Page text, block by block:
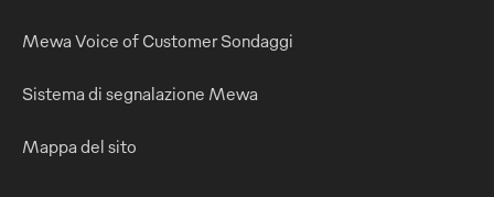
Mewa Voice of Customer Sondaggi
Sistema di segnalazione Mewa
Mappa del sito